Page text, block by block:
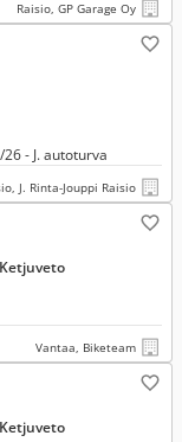
Raisio, GP Garage Oy
- J. autoturva
J. Rinta-Jouppi Raisio
Vantaa, Biketeam